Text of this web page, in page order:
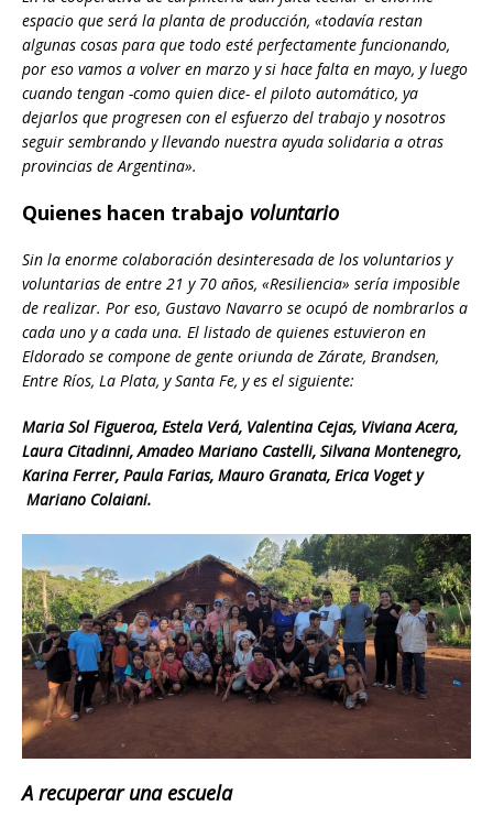
espacio que será la planta de producción, «todavía restan
algunas cosas para que todo esté perfectamente funcionando,
por eso vamos a volver en marzo y si hace falta en mayo, y luego
cuando tengan -como quien dice- el piloto automático, ya
dejarlos que progresen con el esfuerzo del trabajo y nosotros
seguir sembrando y llevando nuestra ayuda solidaria a otras
provincias de Argentina».
Quienes hacen trabajo voluntario
Sin la enorme colaboración desinteresada de los voluntarios y
voluntarias de entre 21 y 70 años, «Resiliencia» sería imposible
de realizar. Por eso, Gustavo Navarro se ocupó de nombrarlos a
cada uno y a cada una. El listado de quienes estuvieron en
Eldorado se compone de gente oriunda de Zárate, Brandsen,
Entre Ríos, La Plata, y Santa Fe, y es el siguiente:
Maria Sol Figueroa, Estela Verá, Valentina Cejas, Viviana Acera,
Laura Citadinni, Amadeo Mariano Castelli, Silvana Montenegro,
Karina Ferrer, Paula Farias, Mauro Granata, Erica Voget y
Mariano Colaiani.
A recuperar una escuela